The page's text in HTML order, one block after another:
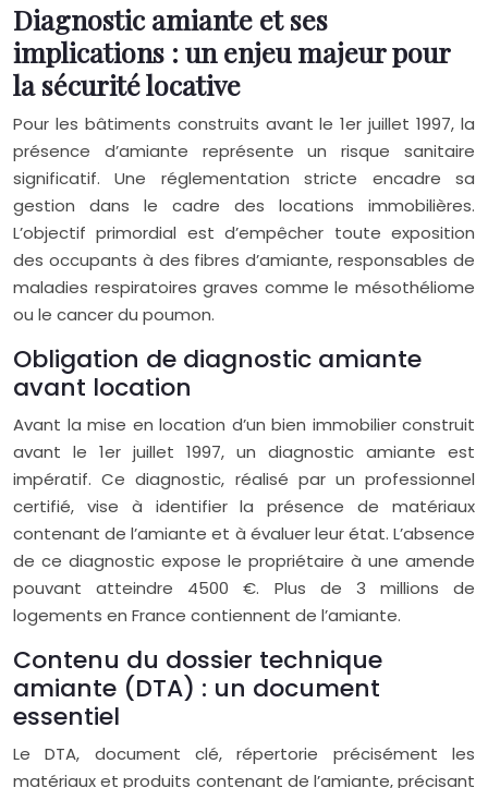
Diagnostic amiante et ses
implications : un enjeu majeur pour
la sécurité locative
Pour les bâtiments construits avant le 1er juillet 1997, la
présence d’amiante représente un risque sanitaire
significatif. Une réglementation stricte encadre sa
gestion dans le cadre des locations immobilières.
L’objectif primordial est d’empêcher toute exposition
des occupants à des fibres d’amiante, responsables de
maladies respiratoires graves comme le mésothéliome
ou le cancer du poumon.
Obligation de diagnostic amiante
avant location
Avant la mise en location d’un bien immobilier construit
avant le 1er juillet 1997, un diagnostic amiante est
impératif. Ce diagnostic, réalisé par un professionnel
certifié, vise à identifier la présence de matériaux
contenant de l’amiante et à évaluer leur état. L’absence
de ce diagnostic expose le propriétaire à une amende
pouvant atteindre 4500 €. Plus de 3 millions de
logements en France contiennent de l’amiante.
Contenu du dossier technique
amiante (DTA) : un document
essentiel
Le DTA, document clé, répertorie précisément les
matériaux et produits contenant de l’amiante, précisant